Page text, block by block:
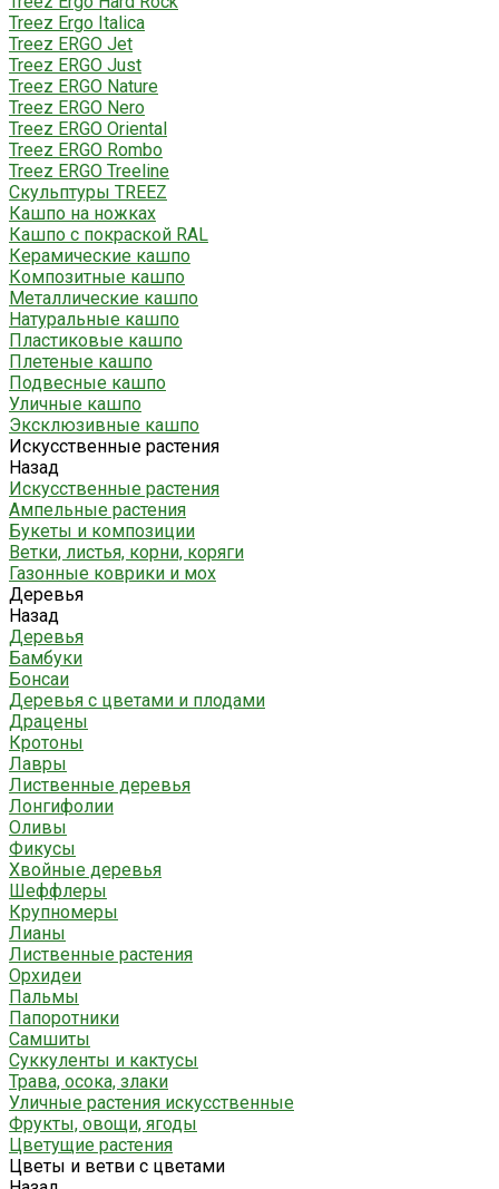
Treez Ergo Italica
Treez ERGO Jet
Treez ERGO Just
Treez ERGO Nature
Treez ERGO Nero
Treez ERGO Oriental
Treez ERGO Rombo
Treez ERGO Treeline
Скульптуры TREEZ
Кашпо на ножках
Кашпо с покраской RAL
Керамические кашпо
Композитные кашпо
Металлические кашпо
Натуральные кашпо
Пластиковые кашпо
Плетеные кашпо
Подвесные кашпо
Уличные кашпо
Эксклюзивные кашпо
Искусственные растения
Назад
Искусственные растения
Ампельные растения
Букеты и композиции
Ветки, листья, корни, коряги
Газонные коврики и мох
Деревья
Назад
Деревья
Бамбуки
Бонсаи
Деревья с цветами и плодами
Драцены
Кротоны
Лавры
Лиственные деревья
Лонгифолии
Оливы
Фикусы
Хвойные деревья
Шеффлеры
Крупномеры
Лианы
Лиственные растения
Орхидеи
Пальмы
Папоротники
Самшиты
Суккуленты и кактусы
Трава, осока, злаки
Уличные растения искусственные
Фрукты, овощи, ягоды
Цветущие растения
Цветы и ветви с цветами